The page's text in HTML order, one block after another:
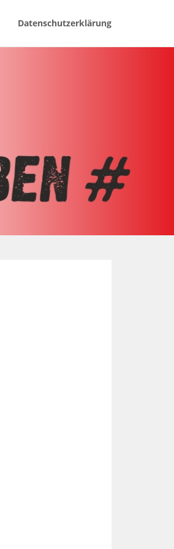
Datenschutzerklärung